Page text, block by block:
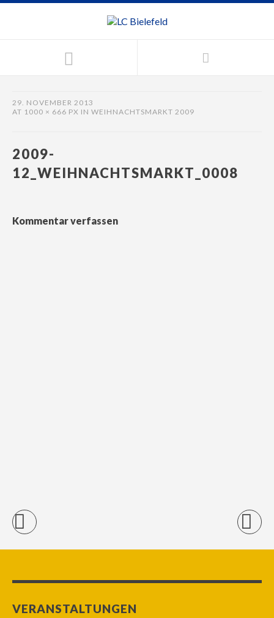
29. NOVEMBER 2013
AT 1000 × 666 PX IN WEIHNACHTSMARKT 2009
2009-
12_WEIHNACHTSMARKT_0008
Kommentar verfassen
VERANSTALTUNGEN